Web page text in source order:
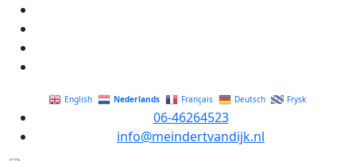
English Nederlands Français Deutsch Frysk
06-46264523
info@meindertvandijk.nl